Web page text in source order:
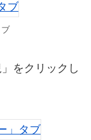
をクリックし